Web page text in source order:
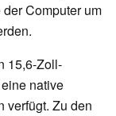
Computer um
15,6-Zoll-
native
verfügt. Zu den